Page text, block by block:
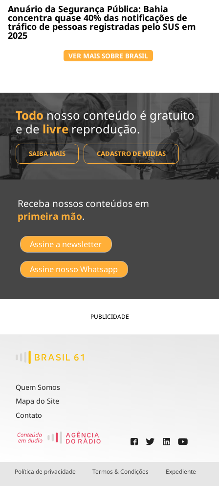
Anuário da Segurança Pública: Bahia
concentra quase 40% das notificações de
tráfico de pessoas registradas pelo SUS em
2025
VER MAIS SOBRE BRASIL
Todo nosso conteúdo é gratuito
e de livrereprodução.
SAIBA MAIS CADASTRO DE MÍDIAS
Receba nossos conteúdos em
primeira mão.
Assine a newsletter
Assine nosso Whatsapp
PUBLICIDADE
Quem Somos
Mapa do Site
Contato
Política de privacidade Termos & Condições Expediente